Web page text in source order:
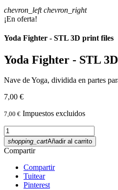
chevron_left chevron_right
¡En oferta!
Yoda Fighter - STL 3D print files
Yoda Fighter - STL
Nave de Yoga, dividida en partes
7,00 €
7,00 € Impuestos excluidos
shopping_cartAñadir al carrito
Compartir
Compartir
Tuitear
Pinterest